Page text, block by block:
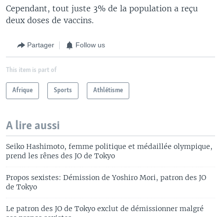
Cependant, tout juste 3% de la population a reçu
deux doses de vaccins.
Partager Follow us
This item is part of
Afrique Sports Athlétisme
A lire aussi
Seiko Hashimoto, femme politique et médaillée olympique,
prend les rênes des JO de Tokyo
Propos sexistes: Démission de Yoshiro Mori, patron des JO
de Tokyo
Le patron des JO de Tokyo exclut de démissionner malgré